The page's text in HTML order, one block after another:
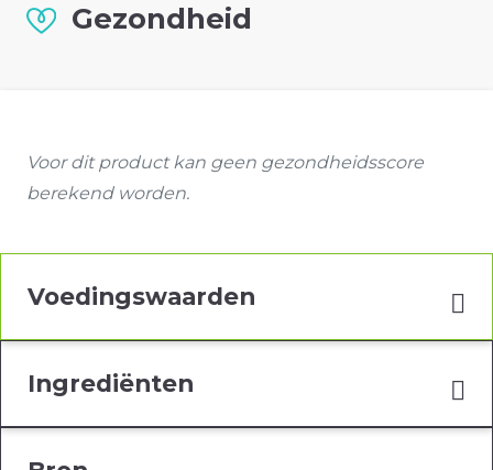
Gezondheid
Voor dit product kan geen gezondheidsscore
berekend worden.
Voedingswaarden
Ingrediënten